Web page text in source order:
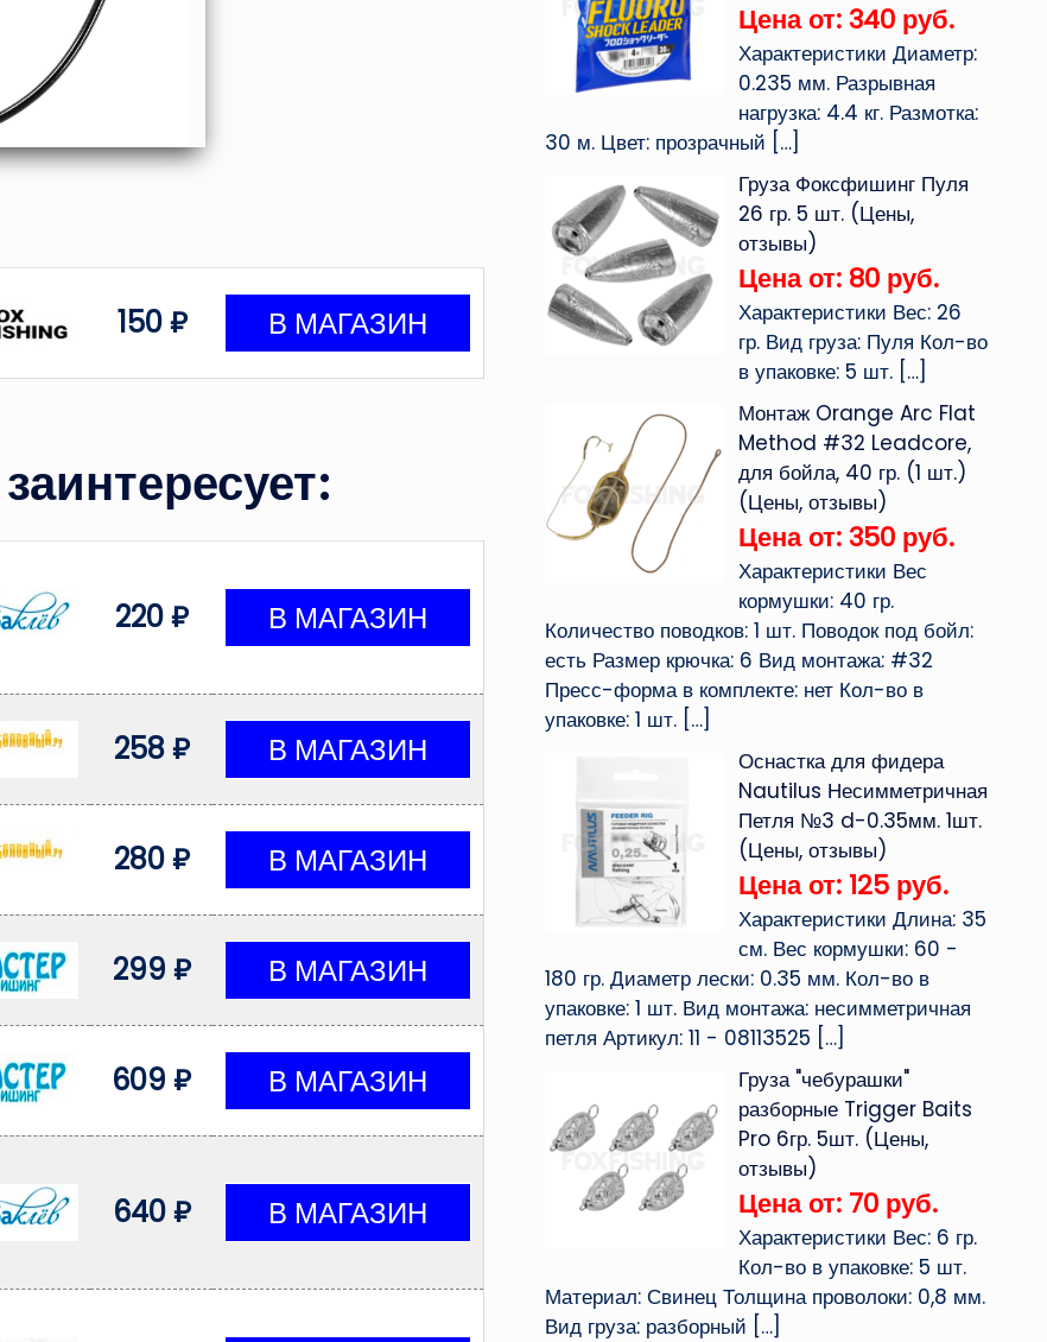
150 ₽
220 ₽
258 ₽
280 ₽
299 ₽
609 ₽
640 ₽
Цена от: 340 руб.
Характеристики Диаметр:
0.235 мм. Разрывная
нагрузка: 4.4 кг. Размотка:
30 м. Цвет: прозрачный […]
Груза Фоксфишинг Пуля
26 гр. 5 шт. (Цены,
отзывы)
Цена от: 80 руб.
Характеристики Вес: 26
гр. Вид груза: Пуля Кол-во
в упаковке: 5 шт.[…]
Монтаж Orange Arc Flat
Method #32 Leadcore,
для бойла, 40 гр. (1 шт.)
(Цены, отзывы)
Цена от: 350 руб.
Характеристики Вес
кормушки: 40 гр.
Количество поводков: 1 шт. Поводок под бойл:
есть Размер крючка: 6 Вид монтажа: #32
Пресс-форма в комплекте: нет Кол-во в
упаковке: 1 шт.[…]
Оснастка для фидера
Nautilus Несимметричная
Петля №3 d-0.35мм. 1шт.
(Цены, отзывы)
Цена от: 125 руб.
Характеристики Длина: 35
см. Вес кормушки: 60 -
180 гр. Диаметр лески: 0.35 мм. Кол-во в
упаковке: 1 шт. Вид монтажа: несимметричная
петля Артикул: 11 - 08113525 […]
Груза "чебурашки"
разборные Trigger Baits
Pro 6гр. 5шт. (Цены,
отзывы)
Цена от: 70 руб.
Характеристики Вес: 6 гр.
Кол-во в упаковке: 5 шт.
Материал: Свинец Толщина проволоки: 0,8 мм.
Вид груза: разборный […]